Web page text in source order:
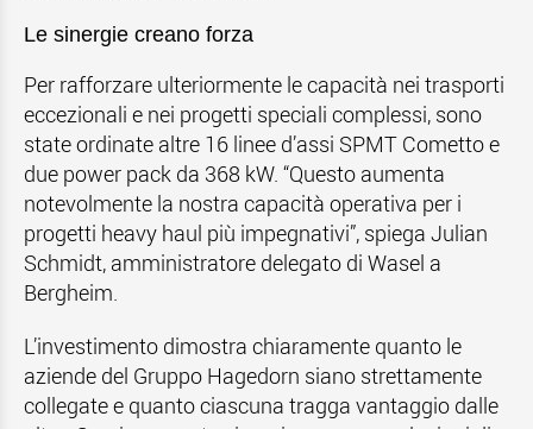
Le sinergie creano forza
Per rafforzare ulteriormente le capacità nei trasporti
eccezionali e nei progetti speciali complessi, sono
state ordinate altre 16 linee d’assi SPMT Cometto e
due power pack da 368 kW. “Questo aumenta
notevolmente la nostra capacità operativa per i
progetti heavy haul più impegnativi”, spiega Julian
Schmidt, amministratore delegato di Wasel a
Bergheim.
L’investimento dimostra chiaramente quanto le
aziende del Gruppo Hagedorn siano strettamente
collegate e quanto ciascuna tragga vantaggio dalle